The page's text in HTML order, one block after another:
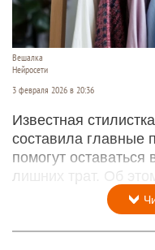
Вешалка
Нейросети
3 февраля 2026 в 20:36
Известная
составила главные
помогут
лишних трат. Об